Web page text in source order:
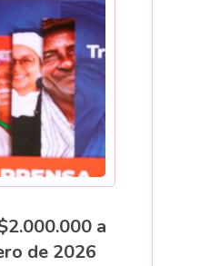
a
de 2026